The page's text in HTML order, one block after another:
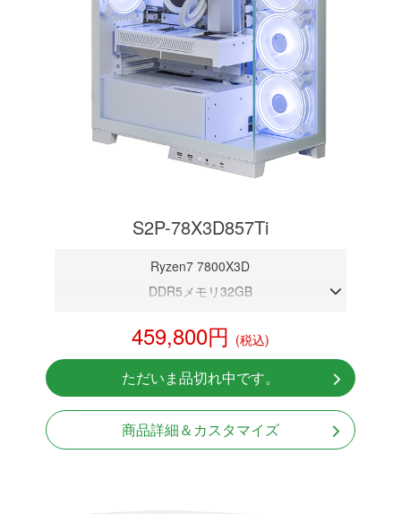
S2P-78X3D857Ti
Ryzen7 7800X3D
DDR5メモリ32GB
NVMeSSD 1TB
無線LAN Bluetooth対応
Windows11 Home 64bit
459,800円 (税込)
ただいま品切れ中です。
商品詳細＆カスタマイズ